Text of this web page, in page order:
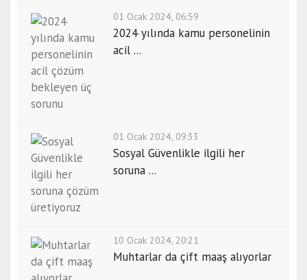
01 Ocak 2024, 06:59
2024 yılında kamu personelinin
acil ...
01 Ocak 2024, 09:33
Sosyal Güvenlikle ilgili her
soruna ...
10 Ocak 2024, 20:21
Muhtarlar da çift maaş alıyorlar